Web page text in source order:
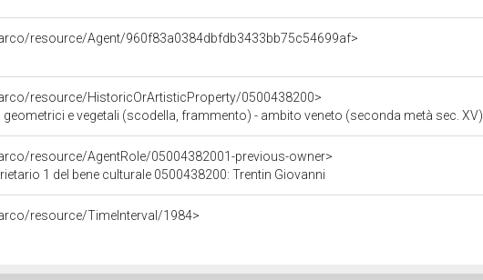
resource/Agent/960f83a0384dbfdb3433bb75c54699af>
resource/HistoricOrArtisticProperty/0500438200>
e vegetali (scodella, frammento) - ambito veneto (seconda metà sec. XV)
resource/AgentRole/05004382001-previous-owner>
1 del bene culturale 0500438200: Trentin Giovanni
resource/TimeInterval/1984>